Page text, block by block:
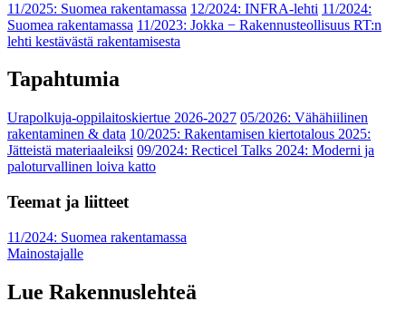
11/2025: Suomea rakentamassa 12/2024: INFRA-lehti 11/2024:
Suomea rakentamassa 11/2023: Jokka − Rakennusteollisuus RT:n
lehti kestävästä rakentamisesta
Tapahtumia
Urapolkuja-oppilaitoskiertue 2026-2027 05/2026: Vähähiilinen
rakentaminen & data 10/2025: Rakentamisen kiertotalous 2025:
Jätteistä materiaaleiksi 09/2024: Recticel Talks 2024: Moderni ja
paloturvallinen loiva katto
Teemat ja liitteet
11/2024: Suomea rakentamassa
Mainostajalle
Lue Rakennuslehteä